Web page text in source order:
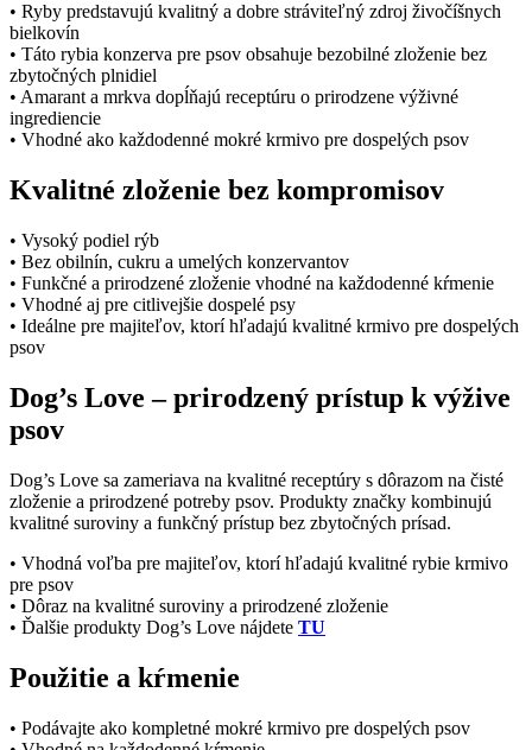
• Ryby predstavujú kvalitný a dobre stráviteľný zdroj živočíšnych
bielkovín
• Táto rybia konzerva pre psov obsahuje bezobilné zloženie bez
zbytočných plnidiel
• Amarant a mrkva dopĺňajú receptúru o prirodzene výživné
ingrediencie
• Vhodné ako každodenné mokré krmivo pre dospelých psov
Kvalitné zloženie bez kompromisov
• Vysoký podiel rýb
• Bez obilnín, cukru a umelých konzervantov
• Funkčné a prirodzené zloženie vhodné na každodenné kŕmenie
• Vhodné aj pre citlivejšie dospelé psy
• Ideálne pre majiteľov, ktorí hľadajú kvalitné krmivo pre dospelých
psov
Dog’s Love – prirodzený prístup k výžive
psov
Dog’s Love sa zameriava na kvalitné receptúry s dôrazom na čisté
zloženie a prirodzené potreby psov. Produkty značky kombinujú
kvalitné suroviny a funkčný prístup bez zbytočných prísad.
• Vhodná voľba pre majiteľov, ktorí hľadajú kvalitné rybie krmivo
pre psov
• Dôraz na kvalitné suroviny a prirodzené zloženie
• Ďalšie produkty Dog’s Love nájdete TU
Použitie a kŕmenie
• Podávajte ako kompletné mokré krmivo pre dospelých psov